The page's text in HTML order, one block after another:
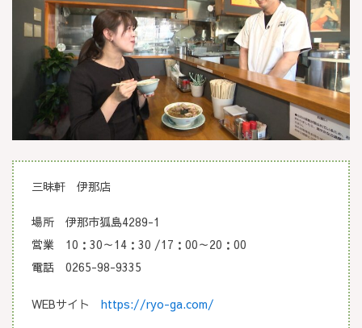
三昧軒 伊那店
場所 伊那市狐島4289-1
営業 10：30～14：30 /17：00～20：00
電話 0265-98-9335
WEBサイト https://ryo-ga.com/